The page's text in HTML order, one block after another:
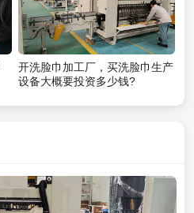
开洗脸巾加工厂，买洗脸巾生产
设备大概要投资多少钱?